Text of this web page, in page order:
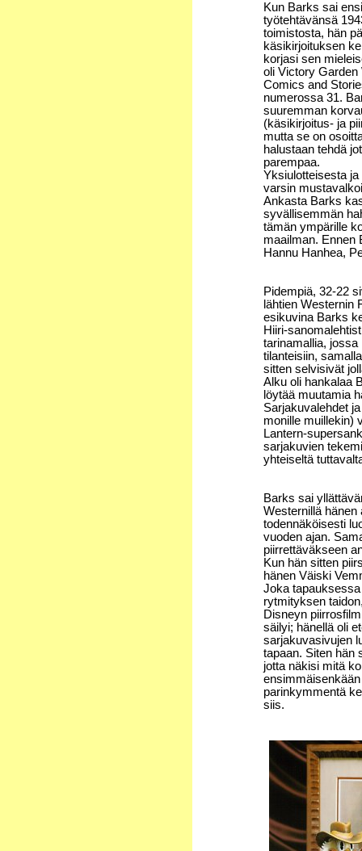
Kun Barks sai
työtehtävänsä
toimistosta, hän
käsikirjoituksen
korjasi sen
oli Victory Garden
Comics and
numerossa 31.
suuremman
(käsikirjoitus- ja
mutta se on
halustaan tehdä
parempaa.
Yksiulotteisesta ja
varsin
Ankasta Barks
syvällisemmän
tämän ympärille
maailman. Ennen
Hannu Hanhea,
Pidempiä, 32-22
lähtien Westernin
esikuvina Barks
Hiiri-
tarinamallia,
tilanteisiin,
sitten selvisivät
Alku oli hankalaa
löytää muutamia
Sarjakuvalehdet
monille muillekin)
Lantern-
sarjakuvien
yhteiseltä
Barks sai
Westernillä
todennäköisesti
vuoden ajan.
piirrettäväkseen
Kun hän sitten
hänen Väiski
Joka
rytmityksen
Disneyn
säilyi; hänellä oli
sarjakuvasivujen
tapaan. Siten hän
jotta näkisi mitä
parinkymmentä
siis.